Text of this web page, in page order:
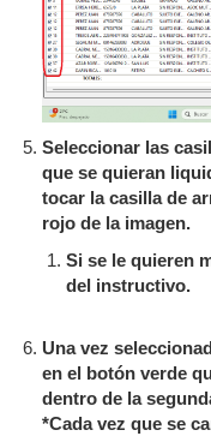
Seleccionar las
que se quieran
tocar la casilla de
rojo de la imagen.
Si se le quieren
del instructivo.
Una vez
en el botón verde
dentro de la
*Cada vez que se